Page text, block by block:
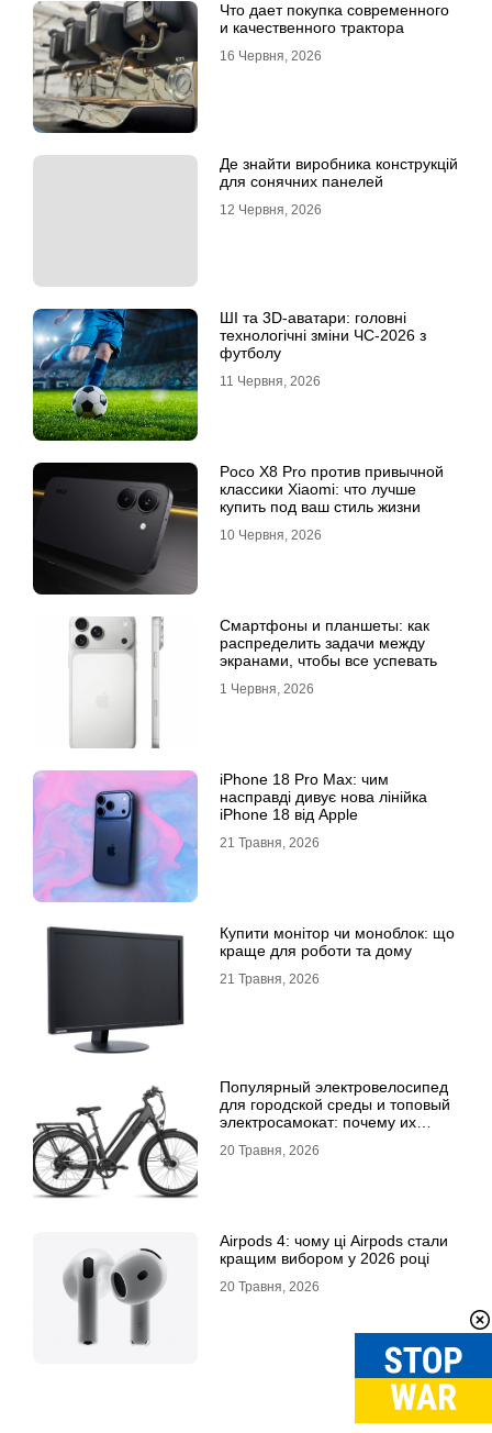
Что дает покупка современного
и качественного трактора
16 Червня, 2026
Де знайти виробника конструкцій
для сонячних панелей
12 Червня, 2026
ШІ та 3D-аватари: головні
технологічні зміни ЧС-2026 з
футболу
11 Червня, 2026
Poco X8 Pro против привычной
классики Xiaomi: что лучше
купить под ваш стиль жизни
10 Червня, 2026
Смартфоны и планшеты: как
распределить задачи между
экранами, чтобы все успевать
1 Червня, 2026
iPhone 18 Pro Max: чим
насправді дивує нова лінійка
iPhone 18 від Apple
21 Травня, 2026
Купити монітор чи моноблок: що
краще для роботи та дому
21 Травня, 2026
Популярный электровелосипед
для городской среды и топовый
электросамокат: почему их
20 Травня, 2026
Airpods 4: чому ці Airpods стали
кращим вибором у 2026 році
20 Травня, 2026